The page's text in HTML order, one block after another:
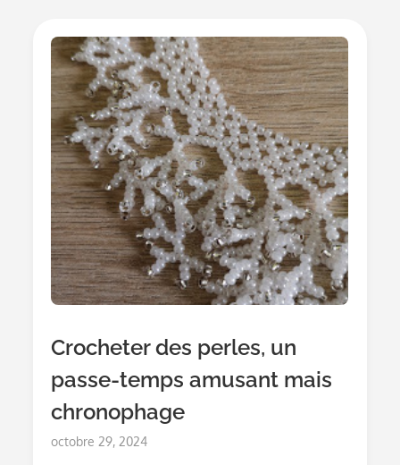
Crocheter des perles, un
passe-temps amusant mais
chronophage
Posted
octobre 29, 2024